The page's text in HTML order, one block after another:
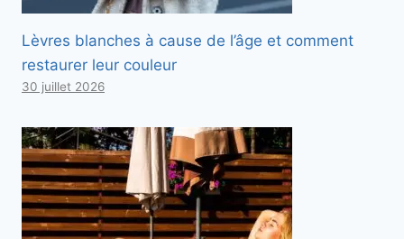
Lèvres blanches à cause de l’âge et comment
restaurer leur couleur
30 juillet 2026